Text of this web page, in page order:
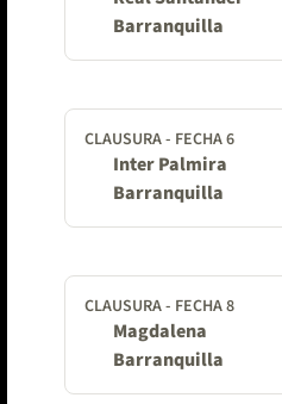
Barranquilla
CLAUSURA - FECHA 6
Inter Palmira
Barranquilla
CLAUSURA - FECHA 8
Magdalena
Barranquilla